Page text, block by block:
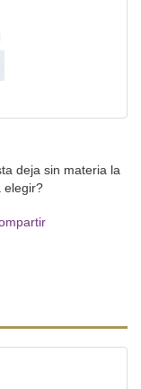
deja sin materia la
elegir?